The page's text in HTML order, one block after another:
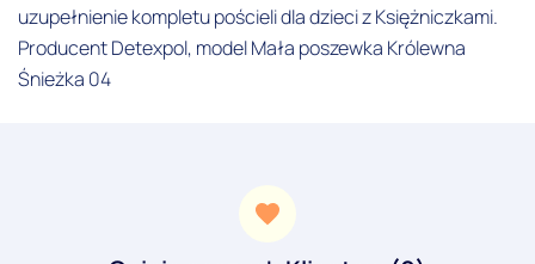
uzupełnienie kompletu pościeli dla dzieci z Księżniczkami.
Producent Detexpol, model Mała poszewka Królewna
Śnieżka 04